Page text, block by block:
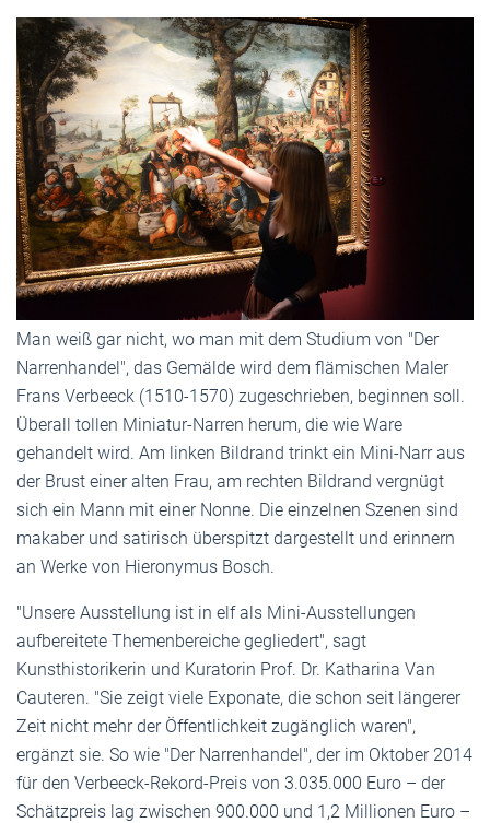
Man weiß gar nicht, wo man mit dem Studium von "Der
Narrenhandel", das Gemälde wird dem flämischen Maler
Frans Verbeeck (1510-1570) zugeschrieben, beginnen soll.
Überall tollen Miniatur-Narren herum, die wie Ware
gehandelt wird. Am linken Bildrand trinkt ein Mini-Narr aus
der Brust einer alten Frau, am rechten Bildrand vergnügt
sich ein Mann mit einer Nonne. Die einzelnen Szenen sind
makaber und satirisch überspitzt dargestellt und erinnern
an Werke von Hieronymus Bosch.
"Unsere Ausstellung ist in elf als Mini-Ausstellungen
aufbereitete Themenbereiche gegliedert", sagt
Kunsthistorikerin und Kuratorin Prof. Dr. Katharina Van
Cauteren. "Sie zeigt viele Exponate, die schon seit längerer
Zeit nicht mehr der Öffentlichkeit zugänglich waren",
ergänzt sie. So wie "Der Narrenhandel", der im Oktober 2014
für den Verbeeck-Rekord-Preis von 3.035.000 Euro – der
Schätzpreis lag zwischen 900.000 und 1,2 Millionen Euro –